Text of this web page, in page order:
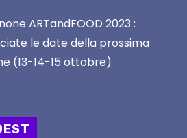
ARTandFOOD 2023 :
le date della prossima
(13-14-15 ottobre)